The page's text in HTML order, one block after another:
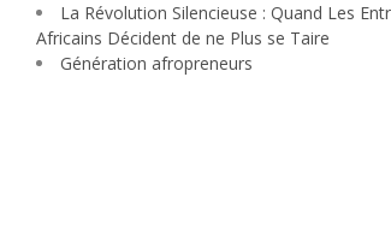
La Révolution Silencieuse : Quand Les
Africains Décident de ne Plus se Taire
Génération afropreneurs